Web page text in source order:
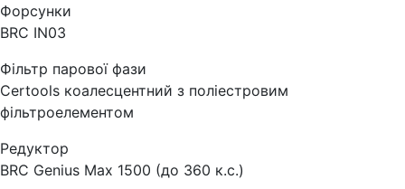
Форсунки
BRC IN03
Фільтр парової фази
Certools коалесцентний з поліестровим
фільтроелементом
Редуктор
BRC Genius Max 1500 (до 360 к.с.)